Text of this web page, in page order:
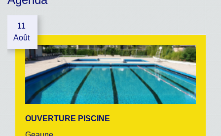
11
Août
OUVERTURE PISCINE